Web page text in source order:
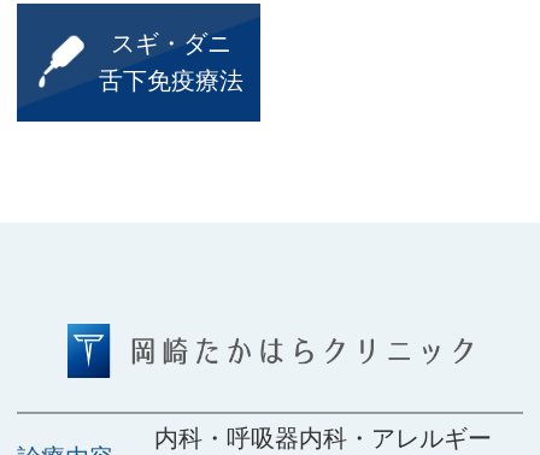
スギ・ダニ
舌下免疫療法
内科・呼吸器内科・アレルギー